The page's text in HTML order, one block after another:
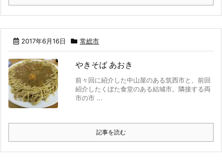
2017年6月16日 常総市
やきそば あおき
前々回に紹介した中山屋のある筑西市と、前回
紹介したくぼた食堂のある結城市。隣接する両
市の市 ...
記事を読む